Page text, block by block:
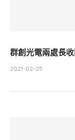
群創光電兩處長
2021-02-25